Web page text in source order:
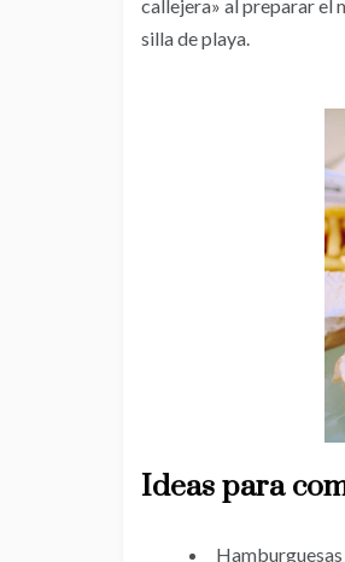
callejera» al preparar el
silla de playa.
Ideas para